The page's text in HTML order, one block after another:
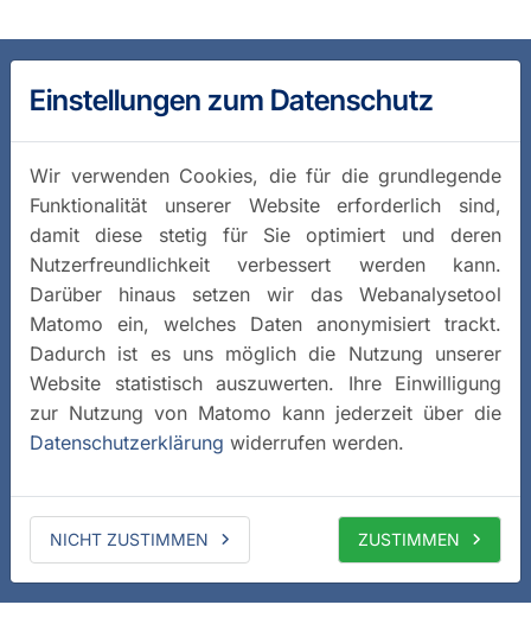
Einstellungen zum Datenschutz
Wir verwenden Cookies, die für die grundlegende
Funktionalität unserer Website erforderlich sind,
damit diese stetig für Sie optimiert und deren
Nutzerfreundlichkeit verbessert werden kann.
Darüber hinaus setzen wir das Webanalysetool
Matomo ein, welches Daten anonymisiert trackt.
Dadurch ist es uns möglich die Nutzung unserer
Website statistisch auszuwerten. Ihre Einwilligung
zur Nutzung von Matomo kann jederzeit über die
Datenschutzerklärung widerrufen werden.
NICHT ZUSTIMMEN ZUSTIMMEN